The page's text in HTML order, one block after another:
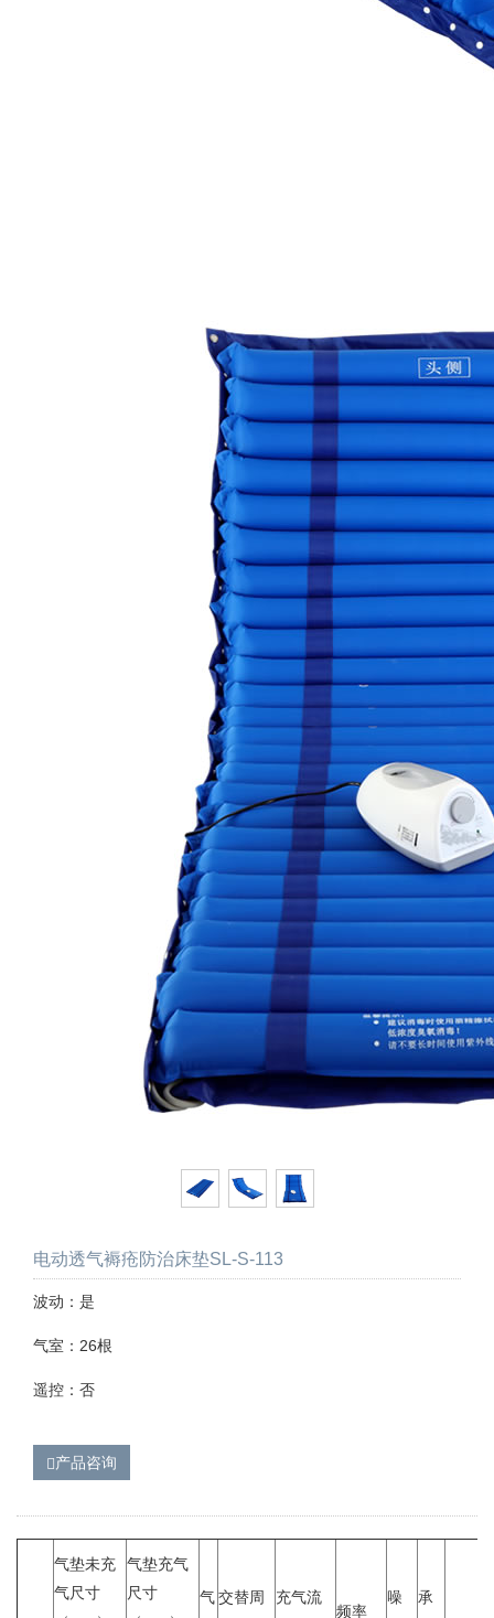
电动透气褥疮防治床垫SL-S-113
波动：是
气室：26根
遥控：否
产品咨询
气垫未充
气尺寸
气垫充气
尺寸
气交替周
充气流
频率
噪
承